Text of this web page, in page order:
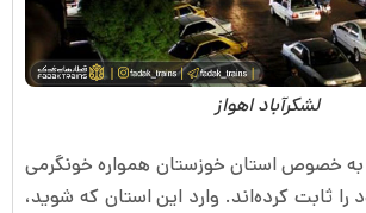
لشکرآباد اهواز
خصوص استان خوزستان همواره خونگرمی
را ثابت کرده‌اند. وارد این استان که شوید،